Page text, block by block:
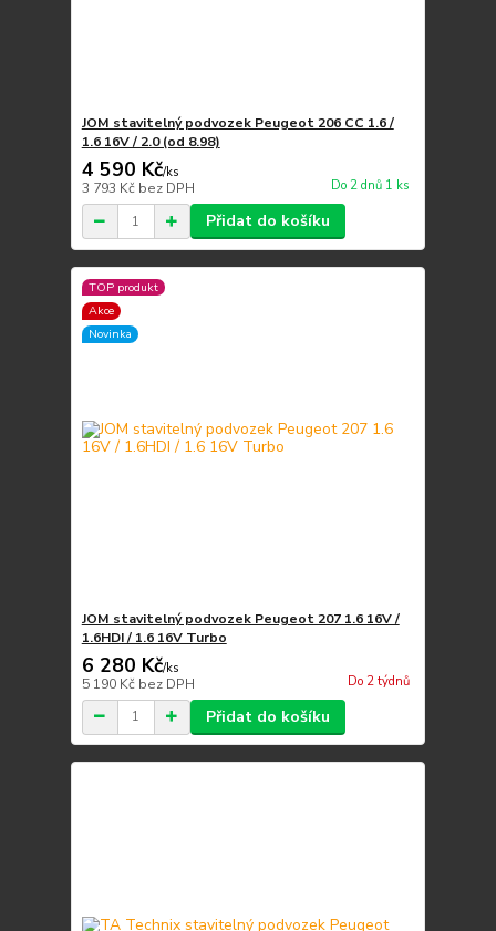
JOM stavitelný podvozek Peugeot 206 CC 1.6 /
1.6 16V / 2.0 (od 8.98)
4 590 Kč/ks
3 793 Kč bez DPH Do 2 dnů 1 ks
Přidat do košíku
TOP produkt
Akce
Novinka
JOM stavitelný podvozek Peugeot 207 1.6 16V /
1.6HDI / 1.6 16V Turbo
6 280 Kč/ks
5 190 Kč bez DPH Do 2 týdnů
Přidat do košíku